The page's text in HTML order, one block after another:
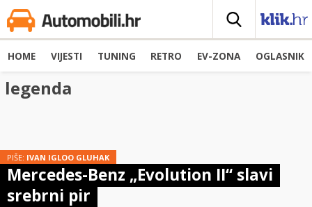
HOME VIJESTI TUNING RETRO EV-ZONA OGLASNIK
legenda
PIŠE: IVAN IGLOO GLUHAK
Mercedes-Benz „Evolution II“ slavi
srebrni pir